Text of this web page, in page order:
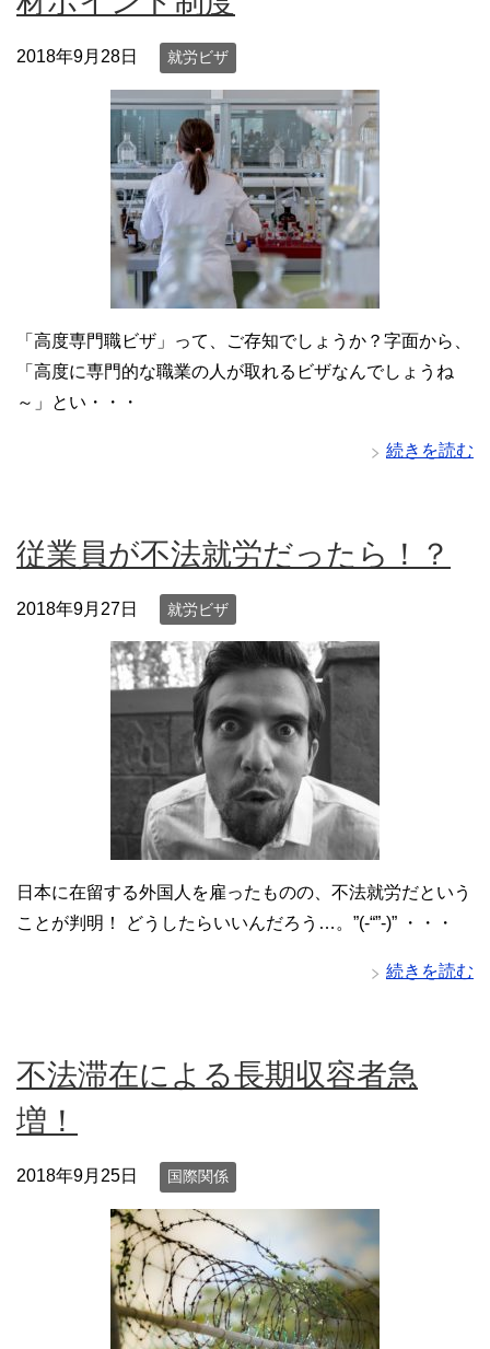
2018年9月28日 就労ビザ
「高度専門職ビザ」って、ご存知でしょうか？字面から、
「高度に専門的な職業の人が取れるビザなんでしょうね
～」とい・・・
続きを読む
従業員が不法就労だったら！？
2018年9月27日 就労ビザ
日本に在留する外国人を雇ったものの、不法就労だという
ことが判明！ どうしたらいいんだろう…。”(-“”-)” ・・・
続きを読む
不法滞在による長期収容者急
増！
2018年9月25日 国際関係